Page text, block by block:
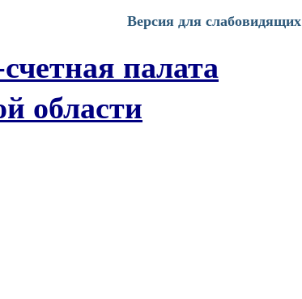
Версия для слабовидящих
палата
области